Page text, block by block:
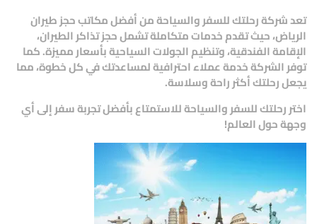
تعدشركة رحلتك للسفر والسياحةمنأفضل مكاتب حجز طيران
الرياض، حيث تقدم خدمات متكاملة تشملحجز تذاكر الطيران،
الإقامة الفندقية، وتنظيم الجولات السياحيةبأسعار مميزة. كما
توفر الشركة خدمة عملاء احترافية لمساعدتك في كل خطوة، مما
يجعل رحلتك أكثر راحة وسلاسة.
اختررحلتك للسفر والسياحةللاستمتاع بأفضل تجربة سفر إلى أي
وجهة حول العالم!